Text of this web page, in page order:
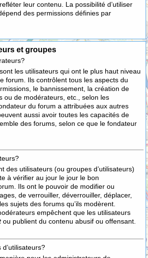
leur contenu. La possibilité d’utiliser
des permissions définies par
et groupes
les utilisateurs qui ont le plus haut niveau
forum. Ils contrôlent tous les aspects du
le bannissement, la création de
ou de modérateurs, etc., selon les
du forum a attribuées aux autres
aussi avoir toutes les capacités de
des forums, selon ce que le fondateur
des utilisateurs (ou groupes d’utilisateurs)
à vérifier au jour le jour le bon
Ils ont le pouvoir de modifier ou
de verrouiller, déverrouiller, déplacer,
sujets des forums qu’ils modèrent.
empêchent que les utilisateurs
ou publient du contenu abusif ou offensant.